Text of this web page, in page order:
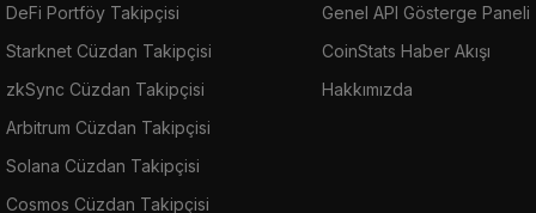
DeFi Portföy Takipçisi
Starknet Cüzdan Takipçisi
zkSync Cüzdan Takipçisi
Arbitrum Cüzdan Takipçisi
Solana Cüzdan Takipçisi
Cosmos Cüzdan Takipçisi
Genel API Gösterge Paneli
CoinStats Haber Akışı
Hakkımızda